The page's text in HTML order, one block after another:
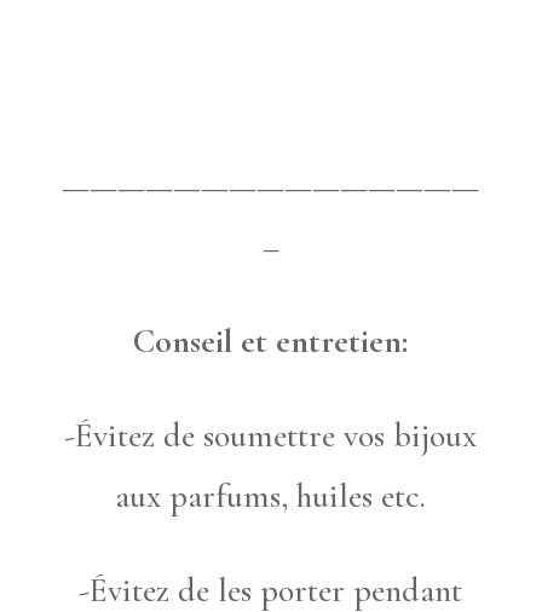
———————————————
–
Conseil et entretien:
-Évitez de soumettre vos bijoux
aux parfums, huiles etc.
-Évitez de les porter pendant